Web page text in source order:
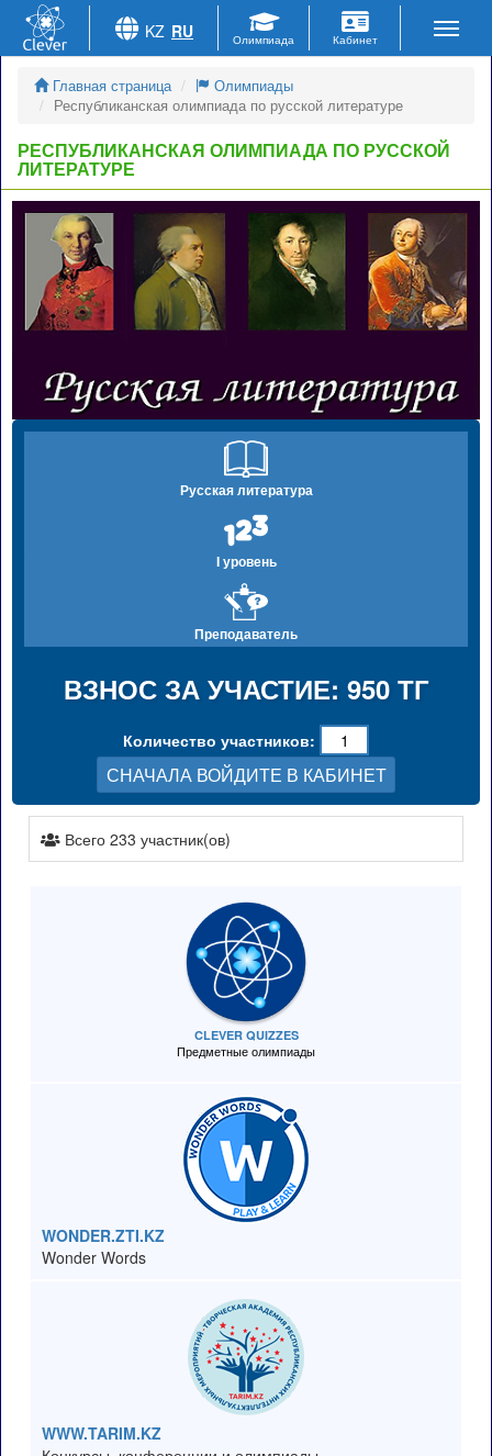
Главная страница
Олимпиады
Республиканская олимпиада по русской литературе
РЕСПУБЛИКАНСКАЯ ОЛИМПИАДА ПО РУССКОЙ
ЛИТЕРАТУРЕ
Русская литература
I уровень
Преподаватель
ВЗНОС ЗА УЧАСТИЕ: 950 ТГ
Количество участников:
СНАЧАЛА ВОЙДИТЕ В КАБИНЕТ
Всего 233 участник(ов)
CLEVER QUIZZES
Предметные олимпиады
WONDER.ZTI.KZ
Wonder Words
WWW.TARIM.KZ
KZ RU